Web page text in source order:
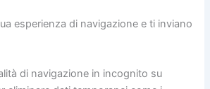
esperienza di navigazione e ti inviano
di navigazione in incognito su